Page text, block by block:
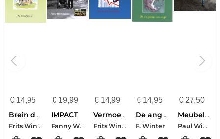
€14,95
Brein de baas
Frits Winter
€19,99
IMPACT
Fanny Winter
€ 14,99
Vermoeidheid de baas
Frits Winter
€ 14,95
De angst de baas
F. Winter
€ 27,50
Meubels en plastieken
Paul Wintermans-Frank Wintermans